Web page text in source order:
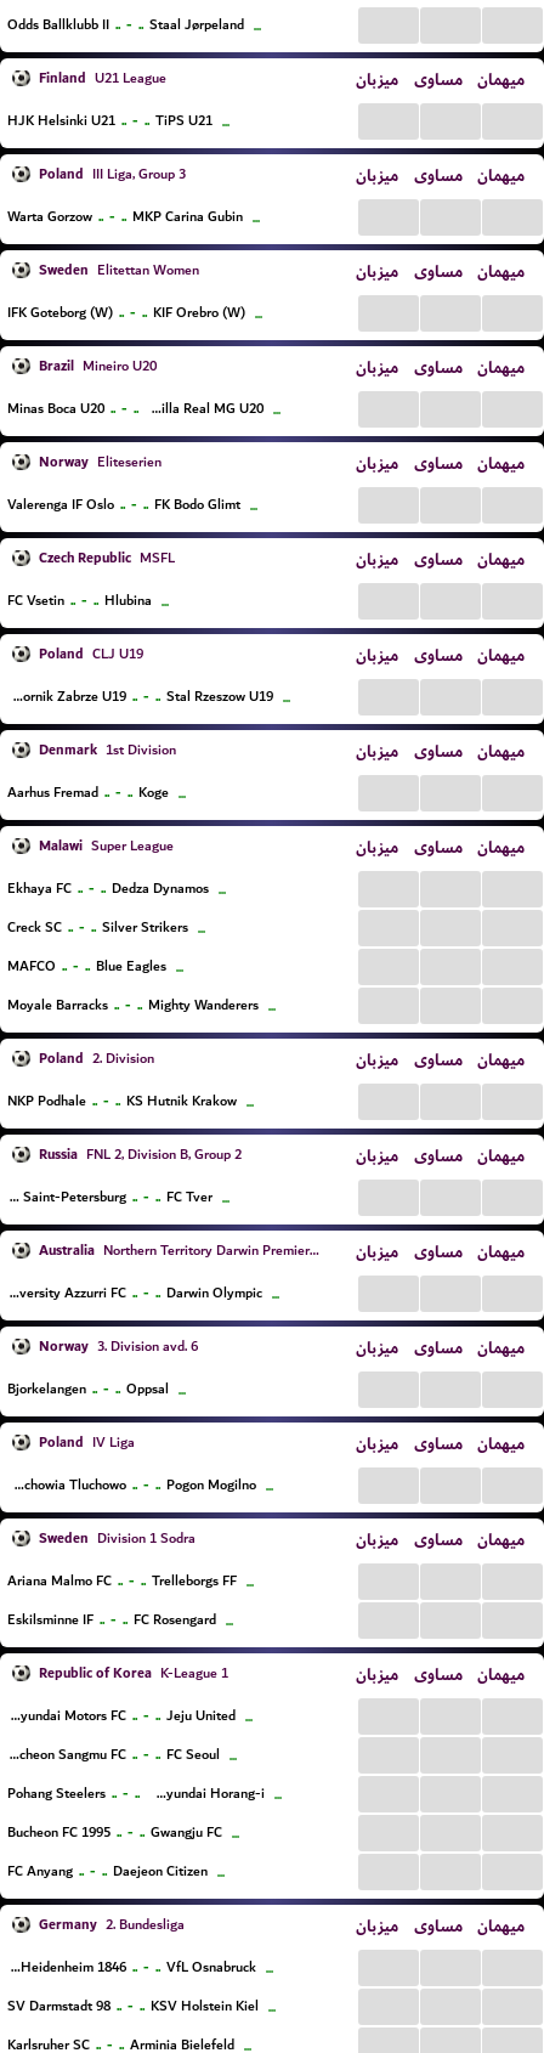
Odds Ballklubb II .. - .. Staal Jørpeland ...
Finland U21 League میزبان مساوی میهمان
HJK Helsinki U21 .. - .. TiPS U21 ...
Poland III Liga, Group 3 میزبان مساوی میهمان
Warta Gorzow .. - .. MKP Carina Gubin ...
Sweden Elitettan Women میزبان مساوی میهمان
IFK Goteborg (W) .. - .. KIF Orebro (W) ...
Brazil Mineiro U20 میزبان مساوی میهمان
Minas Boca U20 .. - .. EC Villa Real MG U20 ...
Norway Eliteserien میزبان مساوی میهمان
Valerenga IF Oslo .. - .. FK Bodo Glimt ...
Czech Republic MSFL میزبان مساوی میهمان
FC Vsetin .. - .. Hlubina ...
Poland CLJ U19 میزبان مساوی میهمان
KS Gornik Zabrze U19 .. - .. Stal Rzeszow U19 ...
Denmark 1st Division میزبان مساوی میهمان
Aarhus Fremad .. - .. Koge ...
Malawi Super League میزبان مساوی میهمان
Ekhaya FC .. - .. Dedza Dynamos ...
Creck SC .. - .. Silver Strikers ...
MAFCO .. - .. Blue Eagles ...
Moyale Barracks .. - .. Mighty Wanderers ...
Poland 2. Division میزبان مساوی میهمان
NKP Podhale .. - .. KS Hutnik Krakow ...
Russia FNL 2, Division B, Group 2 میزبان مساوی میهمان
Dinamo Saint-Petersburg .. - .. FC Tver ...
Australia Northern Territory Darwin Premier League میزبان مساوی میهمان
University Azzurri FC .. - .. Darwin Olympic ...
Norway 3. Division avd. 6 میزبان مساوی میهمان
Bjorkelangen .. - .. Oppsal ...
Poland IV Liga میزبان مساوی میهمان
Tluchowia Tluchowo .. - .. Pogon Mogilno ...
Sweden Division 1 Sodra میزبان مساوی میهمان
Ariana Malmo FC .. - .. Trelleborgs FF ...
Eskilsminne IF .. - .. FC Rosengard ...
Republic of Korea K-League 1 میزبان مساوی میهمان
Jeonbuk Hyundai Motors FC .. - .. Jeju United ...
Gimcheon Sangmu FC .. - .. FC Seoul ...
Pohang Steelers .. - .. Ulsan Hyundai Horang-i ...
Bucheon FC 1995 .. - .. Gwangju FC ...
FC Anyang .. - .. Daejeon Citizen ...
Germany 2. Bundesliga میزبان مساوی میهمان
FC Heidenheim 1846 .. - .. VfL Osnabruck ...
SV Darmstadt 98 .. - .. KSV Holstein Kiel ...
Karlsruher SC .. - .. Arminia Bielefeld ...